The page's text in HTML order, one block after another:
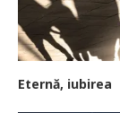
Eternă, iubirea